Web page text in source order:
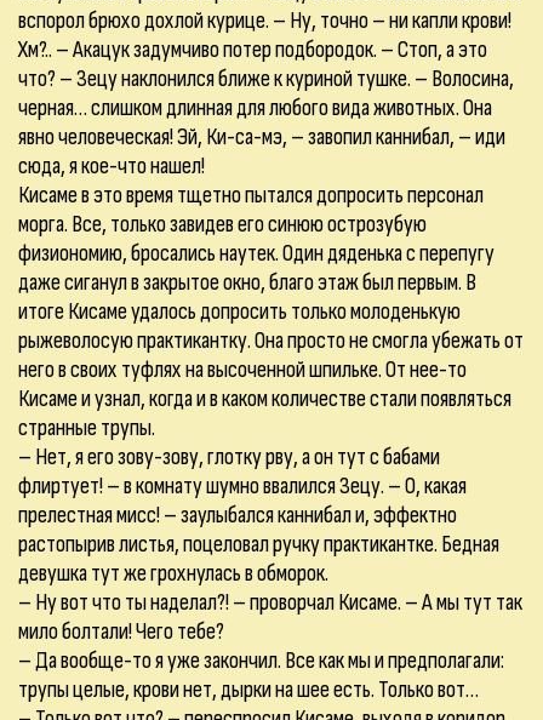
вспорол брюхо дохлой курице. – Ну, точно – ни капли крови!
Хм?.. – Акацук задумчиво потер подбородок. – Стоп, а это
что? – Зецу наклонился ближе к куриной тушке. – Волосина,
черная… слишком длинная для любого вида животных. Она
явно человеческая! Эй, Ки-са-мэ, – завопил каннибал, – иди
сюда, я кое-что нашел!
Кисаме в это время тщетно пытался допросить персонал
морга. Все, только завидев его синюю острозубую
физиономию, бросались наутек. Один дяденька с перепугу
даже сиганул в закрытое окно, благо этаж был первым. В
итоге Кисаме удалось допросить только молоденькую
рыжеволосую практикантку. Она просто не смогла убежать от
него в своих туфлях на высоченной шпильке. От нее-то
Кисаме и узнал, когда и в каком количестве стали появляться
странные трупы.
– Нет, я его зову-зову, глотку рву, а он тут с бабами
флиртует! – в комнату шумно ввалился Зецу. – О, какая
прелестная мисс! – заулыбался каннибал и, эффектно
растопырив листья, поцеловал ручку практикантке. Бедная
девушка тут же грохнулась в обморок.
– Ну вот что ты наделал?! – проворчал Кисаме. – А мы тут так
мило болтали! Чего тебе?
– Да вообще-то я уже закончил. Все как мы и предполагали:
трупы целые, крови нет, дырки на шее есть. Только вот…